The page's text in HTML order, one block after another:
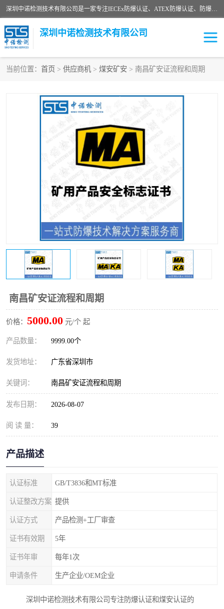
深圳中诺检测技术有限公司是一家专注IECEx防爆认证、ATEX防爆认证、防爆电气检测、防爆合格证、煤安认证等代理机构，可为客户提供从防爆设计、认证、现场检查、工程施工改造、培训等一站式服务。
深圳中诺检测技术有限公司
当前位置： 首页 > 供应商机 > 煤安矿安 > 南昌矿安证流程和周期
南昌矿安证流程和周期
价格： 5000.00 元/个 起
产品数量： 9999.00个
发货地址： 广东省深圳市
关键词： 南昌矿安证流程和周期
发布日期： 2026-08-07
阅 读 量： 39
产品描述
认证标准 GB/T3836和MT标准
认证整改方案 提供
认证方式 产品检测+工厂审查
证书有效期 5年
证书年审 每年1次
申请条件 生产企业/OEM企业
深圳中诺检测技术有限公司专注防爆认证和煤安认证的
防爆3C认证 现场防爆检测
煤安矿安
防爆设计
防爆资质证书 各国防爆认证
SIL认证
防爆电气检测机构 防爆合格证代理机构
防爆认证代理机构 煤安认证机构